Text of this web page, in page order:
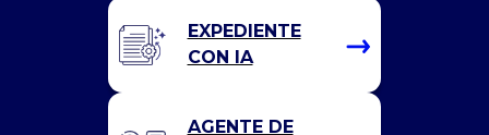
EXPEDIENTE
CON IA
AGENTE DE